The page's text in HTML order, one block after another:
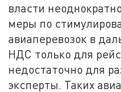
власти
меры по
авиаперевозок в
НДС только для
недостаточно для
эксперты. Таких